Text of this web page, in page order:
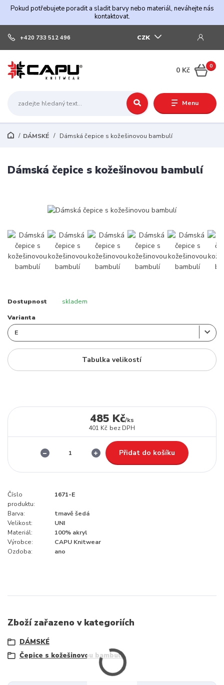
Pokud potřebujete poradit a sladit barvy nebo materiál, neváhejte nás
kontaktovat.
Menu
CZK
+420 733 512 496
0
0 Kč
DÁMSKÉ Dámská čepice s kožešinovou bambulí
Dámská čepice s kožešinovou bambulí
Dostupnost skladem
Varianta
Tabulka velikostí
485 Kč/ks
401 Kč bez DPH
Přidat do košíku
Číslo
produktu:
1671-E
Barva:
tmavě šedá
Velikost:
UNI
Materiál:
100% akryl
Výrobce:
CAPU Knitwear
Ozdoba:
ano
Zboží zařazeno v kategoriích
DÁMSKÉ
Čepice s kožešinovou bambulí